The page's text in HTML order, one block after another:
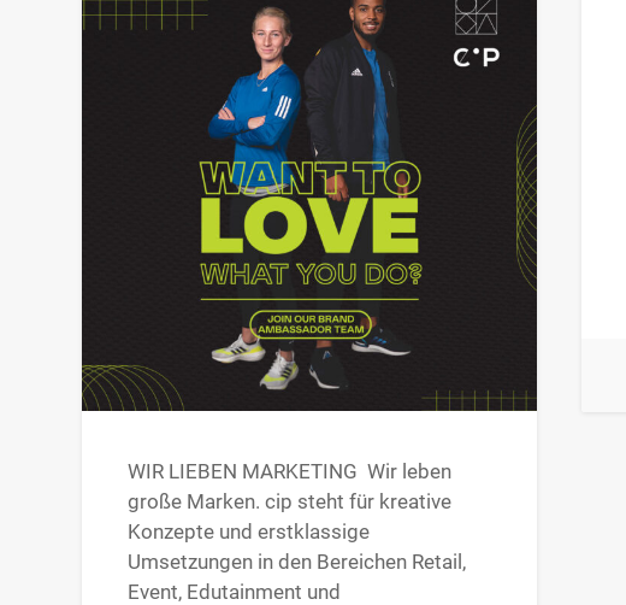
WIR LIEBEN MARKETING Wir leben
große Marken. cip steht für kreative
Konzepte und erstklassige
Umsetzungen in den Bereichen Retail,
Event, Edutainment und